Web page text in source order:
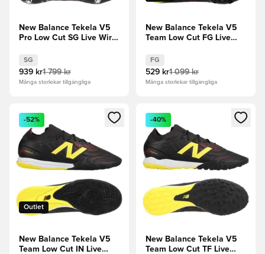
New Balance Tekela V5
Pro Low Cut SG Live Wire
SG
939 kr1 799 kr
Många storlekar tillgängliga
New Balance Tekela V5
Team Low Cut FG Live
FG
529 kr1 099 kr
Många storlekar tillgängliga
Öppnar en Modal för att logga in eller registrera dig som
Outlet
-52%
New Balance Tekela V5
Team Low Cut IN Live
Öppnar en Modal för att
-40%
New Balance Tekela V5
Team Low Cut TF Live